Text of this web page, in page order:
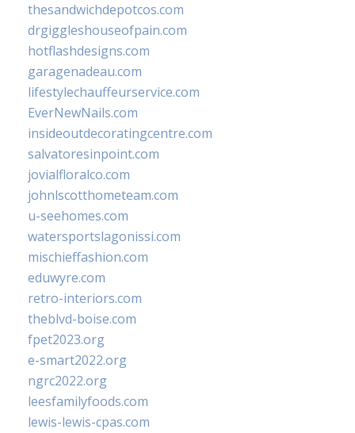
thesandwichdepotcos.com
drgiggleshouseofpain.com
hotflashdesigns.com
garagenadeau.com
lifestylechauffeurservice.com
EverNewNails.com
insideoutdecoratingcentre.com
salvatoresinpoint.com
jovialfloralco.com
johnlscotthometeam.com
u-seehomes.com
watersportslagonissi.com
mischieffashion.com
eduwyre.com
retro-interiors.com
theblvd-boise.com
fpet2023.org
e-smart2022.org
ngrc2022.org
leesfamilyfoods.com
lewis-lewis-cpas.com